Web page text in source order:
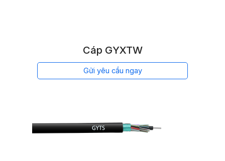
Cáp GYXTW
Gửi yêu cầu ngay